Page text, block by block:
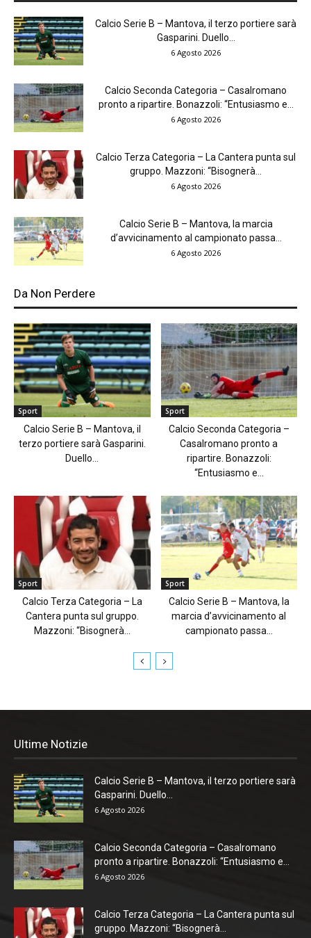
Calcio Serie B – Mantova, il terzo portiere sarà
Gasparini. Duello...
6 Agosto 2026
Calcio Seconda Categoria – Casalromano
pronto a ripartire. Bonazzoli: “Entusiasmo e...
6 Agosto 2026
Calcio Terza Categoria – La Cantera punta sul
gruppo. Mazzoni: “Bisognerà...
6 Agosto 2026
Calcio Serie B – Mantova, la marcia
d’avvicinamento al campionato passa...
6 Agosto 2026
Da Non Perdere
Sport
Calcio Serie B – Mantova, il
terzo portiere sarà Gasparini.
Duello...
Sport
Calcio Seconda Categoria –
Casalromano pronto a
ripartire. Bonazzoli:
“Entusiasmo e...
Sport
Calcio Terza Categoria – La
Cantera punta sul gruppo.
Mazzoni: “Bisognerà...
Sport
Calcio Serie B – Mantova, la
marcia d’avvicinamento al
campionato passa...
Ultime Notizie
Calcio Serie B – Mantova, il terzo portiere sarà
Gasparini. Duello...
6 Agosto 2026
Calcio Seconda Categoria – Casalromano
pronto a ripartire. Bonazzoli: “Entusiasmo e...
6 Agosto 2026
Calcio Terza Categoria – La Cantera punta sul
gruppo. Mazzoni: “Bisognerà...